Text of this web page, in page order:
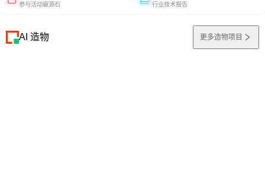
参与活动赢源石 行业技术报告
AI 造物 更多造物项目